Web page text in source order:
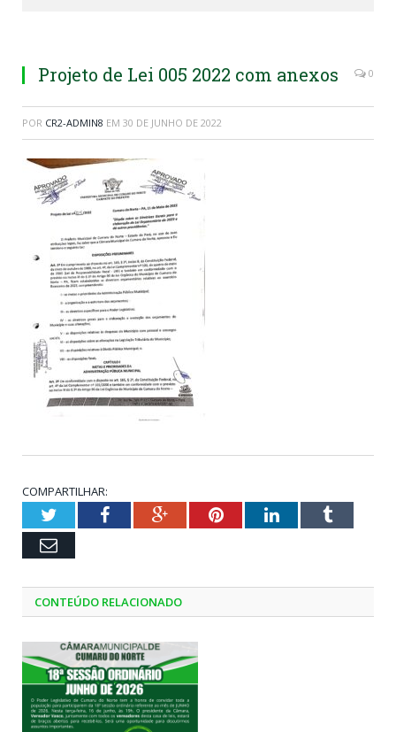
Projeto de Lei 005 2022 com anexos 0
POR CR2-ADMIN8 EM 30 DE JUNHO DE 2022
COMPARTILHAR:
TwitterFacebookGoogle+PinterestLinkedInTumblr
Email
CONTEÚDO RELACIONADO